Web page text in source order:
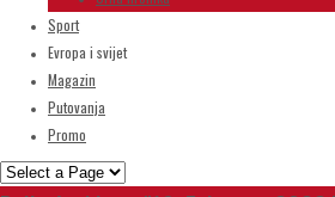
Sport
Evropa i svijet
Magazin
Putovanja
Promo